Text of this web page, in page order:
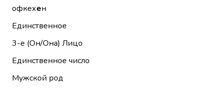
офкехен
Единственное
3-е (Он/Она) Лицо
Единственное число
Мужской род